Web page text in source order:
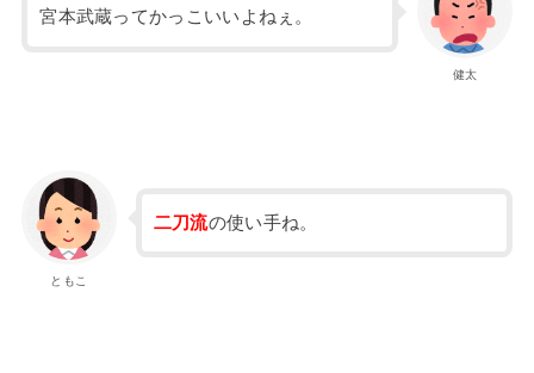
健太
宮本武蔵ってかっこいいよねぇ。
ともこ
二刀流の使い手ね。